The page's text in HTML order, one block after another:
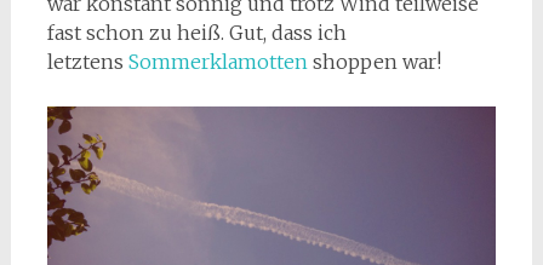
fast schon zu heiß. Gut, dass ich
letztens Sommerklamottenshoppen war!